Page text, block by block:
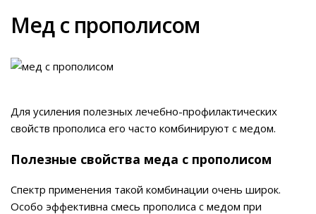
Мед с прополисом
Для усиления полезных лечебно-профилактических
свойств прополиса его часто комбинируют с медом.
Полезные свойства меда с прополисом
Спектр применения такой комбинации очень широк.
Особо эффективна смесь прополиса с медом при